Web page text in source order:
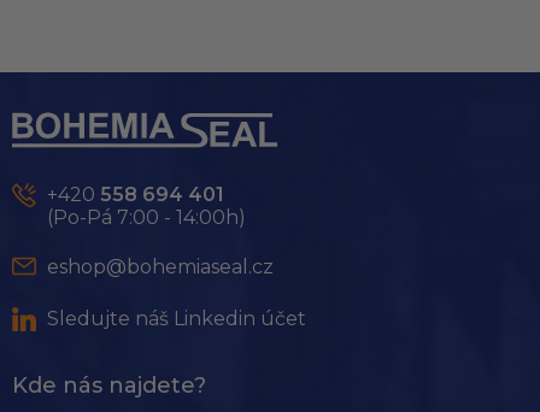
p
+420 558 694 401
(Po-Pá 7:00 - 14:00h)
eshop@bohemiaseal.cz
Sledujte náš Linkedin účet
Kde nás najdete?